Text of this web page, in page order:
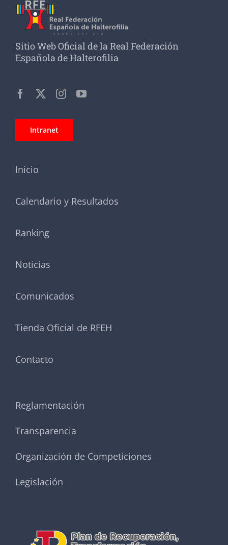
Sitio Web Oficial de la Real Federación
Española de Halterofilia
Intranet
Inicio
Calendario y Resultados
Ranking
Noticias
Comunicados
Tienda Oficial de RFEH
Contacto
Reglamentación
Transparencia
Organización de Competiciones
Legislación